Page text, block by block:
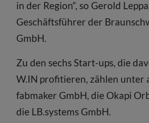
in der Region“, so Gerold
Geschäftsführer der
GmbH.
Zu den sechs Start-ups, die
W.IN profitieren, zählen unter
fabmaker GmbH, die Okapi
die LB.systems GmbH.